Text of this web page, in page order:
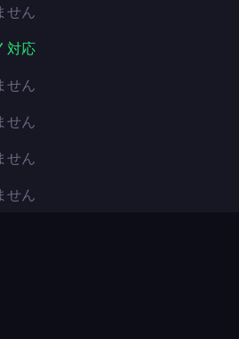
せん
対応
せん
せん
せん
せん